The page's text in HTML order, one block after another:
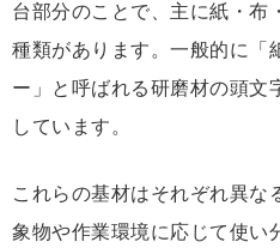
台部分のことで、主に紙・布
種類があります。一般的に「
ー」と呼ばれる研磨材の頭文
しています。
これらの基材はそれぞれ異な
象物や作業環境に応じて使い